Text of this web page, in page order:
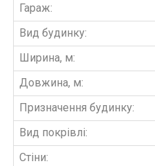
Гараж:
Вид будинку:
Ширина, м:
Довжина, м:
Призначення будинку:
Вид покрівлі:
Стіни: